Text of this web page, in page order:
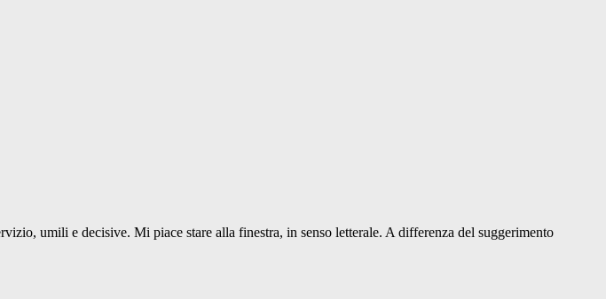
umili e decisive. Mi piace stare alla finestra, in senso letterale. A differenza del suggerimento